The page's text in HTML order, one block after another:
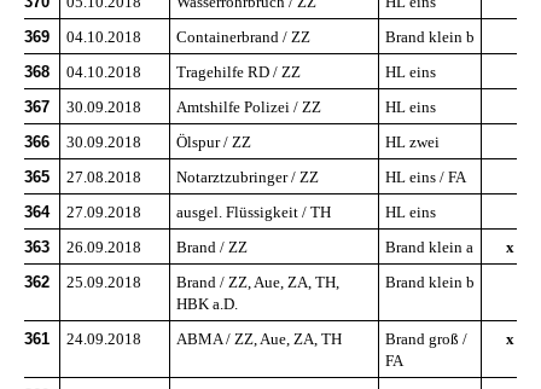
369
04.10.2018 Containerbrand / ZZ
Brand klein b
368
04.10.2018 Tragehilfe RD / ZZ
HL eins
367
30.09.2018 Amtshilfe Polizei / ZZ
HL eins
366
30.09.2018 Ölspur / ZZ
HL zwei
365
27.08.2018 Notarztzubringer / ZZ
HL eins / FA
364
27.09.2018 ausgel. Flüssigkeit / TH
HL eins
363
26.09.2018 Brand / ZZ Brand klein a
x
362
25.09.2018
Brand / ZZ, Aue, ZA, TH,
HBK a.D.
Brand klein b
361 24.09.2018 ABMA / ZZ, Aue, ZA, TH
Brand groß /
FA
x